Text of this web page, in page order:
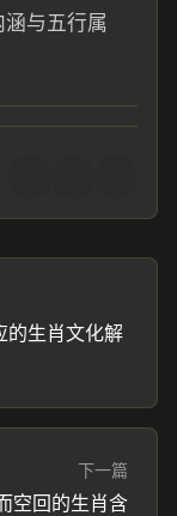
与五行属
的生肖文化解
下一篇
空回的生肖含